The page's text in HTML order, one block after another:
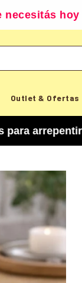
necesitás hoy
Outlet & Ofertas
y